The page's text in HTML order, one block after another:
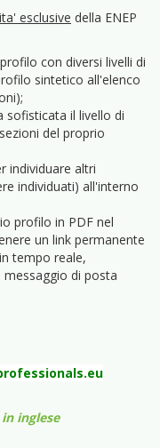
esclusive della ENEP
con diversi livelli di
sintetico all'elenco
sofisticata il livello di
del proprio
individuare altri
individuati) all'interno
profilo in PDF nel
un link permanente
tempo reale,
di posta
inglese